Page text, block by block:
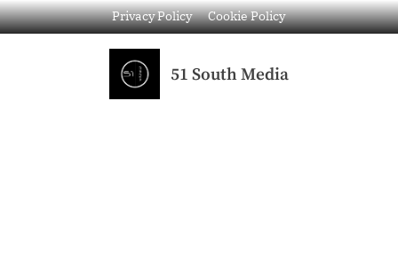
Privacy Policy Cookie Policy
51 South Media